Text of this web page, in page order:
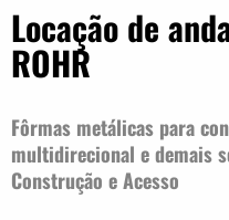
Locação de
ROHR
Fôrmas metálicas para
multidirecional e demais
Construção e Acesso